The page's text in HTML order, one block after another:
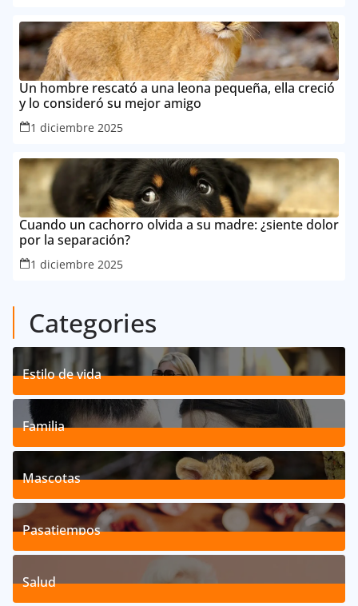
Un hombre rescató a una leona pequeña, ella creció
y lo consideró su mejor amigo
1 diciembre 2025
Cuando un cachorro olvida a su madre: ¿siente dolor
por la separación?
1 diciembre 2025
Categories
Estilo de vida
192Posts
Familia
527Posts
Mascotas
119Posts
Pasatiempos
39Posts
Salud